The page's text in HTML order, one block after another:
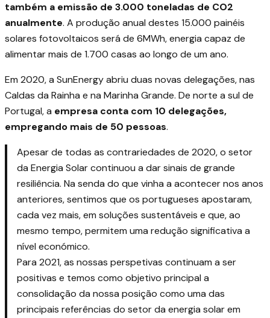
também a emissão de 3.000 toneladas de CO2
anualmente. A produção anual destes 15.000 painéis
solares fotovoltaicos será de 6MWh, energia capaz de
alimentar mais de 1.700 casas ao longo de um ano.
Em 2020, a SunEnergy abriu duas novas delegações, nas
Caldas da Rainha e na Marinha Grande. De norte a sul de
Portugal, a empresa conta com 10 delegações,
empregando mais de 50 pessoas.
Apesar de todas as contrariedades de 2020, o setor
da Energia Solar continuou a dar sinais de grande
resiliência. Na senda do que vinha a acontecer nos anos
anteriores, sentimos que os portugueses apostaram,
cada vez mais, em soluções sustentáveis e que, ao
mesmo tempo, permitem uma redução significativa a
nível económico.
Para 2021, as nossas perspetivas continuam a ser
positivas e temos como objetivo principal a
consolidação da nossa posição como uma das
principais referências do setor da energia solar em